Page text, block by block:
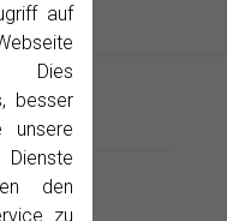
auf
Dies
besser
unsere
den
zu
neue